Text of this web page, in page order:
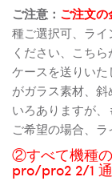
ご注意： ご注文
種ご選択可、ラ
ください、こち
ケースを送りい
がガラス素材、
いろありますが
ご希望の場合、
②すべて機種
pro/pro2 2/1